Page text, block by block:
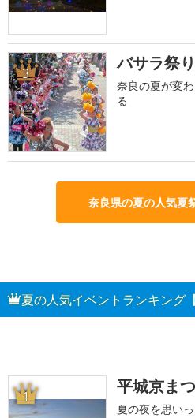
3 バサラ祭
奈良の夏が変
る
奈良県の夏の人気夏
夏の人気イベントランキング
1 平城京ま
夏の夜を思い